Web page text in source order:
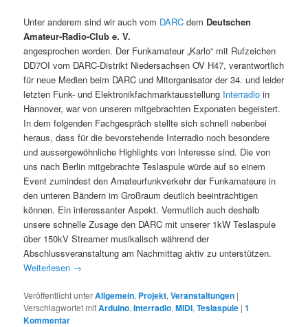
Unter anderem sind wir auch vom DARCdem Deutschen
Amateur-Radio-Club e. V.
angesprochen worden. Der Funkamateur „Karlo“ mit Rufzeichen
DD7OI vom DARC-Distrikt Niedersachsen OV H47, verantwortlich
für neue Medien beim DARC und Mitorganisator der 34. und leider
letzten Funk- und Elektronikfachmarktausstellung Interradioin
Hannover, war von unseren mitgebrachten Exponaten begeistert.
In dem folgenden Fachgespräch stellte sich schnell nebenbei
heraus, dass für die bevorstehende Interradio noch besondere
und aussergewöhnliche Highlights von Interesse sind. Die von
uns nach Berlin mitgebrachte Teslaspule würde auf so einem
Event zumindest den Amateurfunkverkehr der Funkamateure in
den unteren Bändern im Großraum deutlich beeinträchtigen
können. Ein interessanter Aspekt. Vermutlich auch deshalb
unsere schnelle Zusage den DARC mit unserer 1kW Teslaspule
über 150kV Streamer musikalisch während der
Abschlussveranstaltung am Nachmittag aktiv zu unterstützen.
Weiterlesen →
Veröffentlicht unterAllgemein, Projekt,Veranstaltungen |
Verschlagwortet mitArduino,Interradio,MIDI,Teslaspule |1
Kommentar